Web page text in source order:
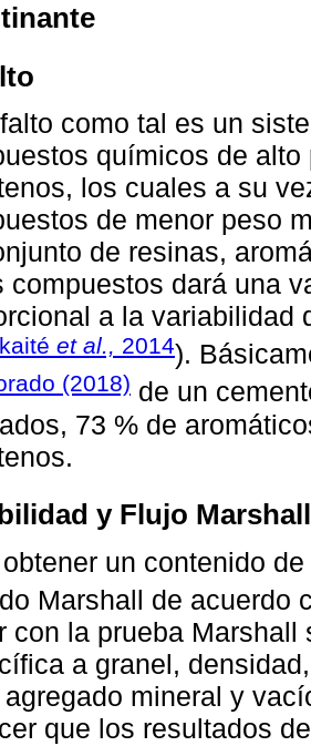
como tal es un
químicos de
los cuales a su
de menor peso
de resinas,
compuestos dará una
a la variabilidad
et al., 2014).
(2018) de un
73 % de
y Flujo
un contenido
Marshall de acuerdo
con la prueba
a granel,
mineral y
que los resultados